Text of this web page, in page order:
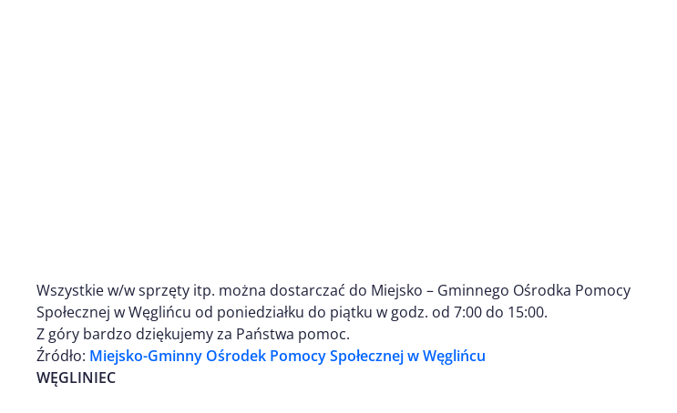
Wszystkie w/w sprzęty itp. można dostarczać do Miejsko – Gminnego Ośrodka Pomocy
Społecznej w Węglińcu od poniedziałku do piątku w godz. od 7:00 do 15:00.
Z góry bardzo dziękujemy za Państwa pomoc.
Źródło: Miejsko-Gminny Ośrodek Pomocy Społecznej w Węglińcu
WĘGLINIEC